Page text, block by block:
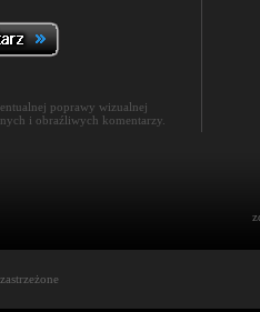
poprawy wizualnej
i obraźliwych komentarzy.